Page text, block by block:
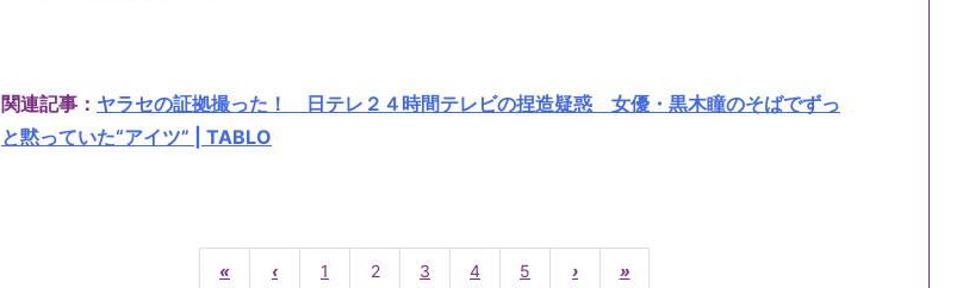
関連記事： ヤラセの証拠撮った！ 日テレ２４時間テレビの捏造疑惑 女優・黒木瞳のそばでずっ
と黙っていた“アイツ” | TABLO
« ‹ 1 2 3 4 5 › »